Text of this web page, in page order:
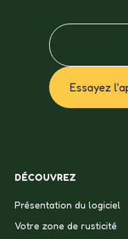
Essayez
DÉCOUVREZ
Présentation du logiciel
Votre zone de rusticité